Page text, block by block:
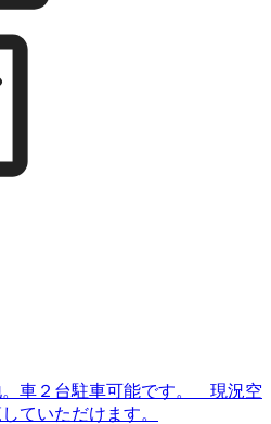
車２台駐車可能です。 現況空
ていただけます。